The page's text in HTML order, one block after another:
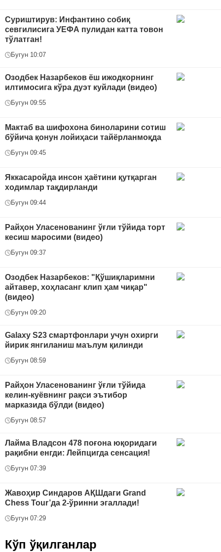
Суриштирув: Инфантино собиқ
севгилисига УЕФА пулидан катта товон
тўлатган!
Бугун 10:07
Озодбек Назарбеков ёш ижодкорнинг
илтимосига кўра дуэт куйлади (видео)
Бугун 09:55
Мактаб ва шифохона биноларини сотиш
бўйича қонун лойиҳаси тайёрланмоқда
Бугун 09:45
Яккасаройда инсон ҳаётини қутқарган
ходимлар тақдирланди
Бугун 09:44
Райҳон Уласенованинг ўғли тўйида торт
кесиш маросими (видео)
Бугун 09:37
Озодбек Назарбеков: "Қўшиқларимни
айтавер, хоҳласанг клип ҳам чиқар"
(видео)
Бугун 09:20
Galaxy S23 смартфонлари учун охирги
йирик янгиланиш маълум қилинди
Бугун 08:59
Райҳон Уласенованинг ўғли тўйида
келин-куёвнинг рақси эътибор
марказида бўлди (видео)
Бугун 08:57
Лайма Владсон 478 поғона юқоридаги
рақибни енгди: Лейпцигда сенсация!
Бугун 07:39
Жавоҳир Синдаров АҚШдаги Grand
Chess Tour’да 2-ўринни эгаллади!
Бугун 07:29
Кўп ўқилганлар